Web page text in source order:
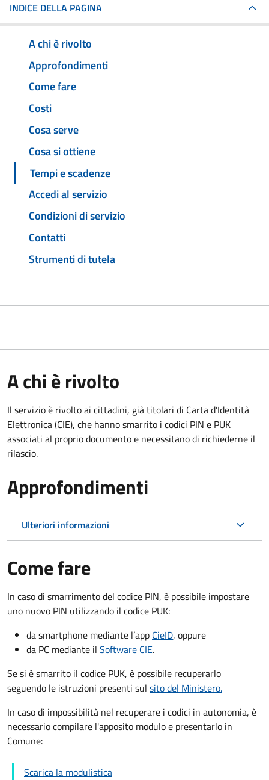
INDICE DELLA PAGINA
A chi è rivolto
Approfondimenti
Come fare
Costi
Cosa serve
Cosa si ottiene
Tempi e scadenze
Accedi al servizio
Condizioni di servizio
Contatti
Strumenti di tutela
A chi è rivolto
Il servizio è rivolto ai cittadini, già titolari di Carta d'Identità
Elettronica (CIE), che hanno smarrito i codici PIN e PUK
associati al proprio documento e necessitano di richiederne il
rilascio.
Approfondimenti
Ulteriori informazioni
Come fare
In caso di smarrimento del codice PIN, è possibile impostare
uno nuovo PIN utilizzando il codice PUK:
da smartphone mediante l’app CieID, oppure
da PC mediante il Software CIE.
Se si è smarrito il codice PUK, è possibile recuperarlo
seguendo le istruzioni presenti sul sito del Ministero.
In caso di impossibilità nel recuperare i codici in autonomia, è
necessario compilare l'apposito modulo e presentarlo in
Comune:
Scarica la modulistica